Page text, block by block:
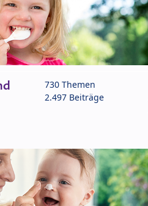
730 Themen
2.497 Beiträge